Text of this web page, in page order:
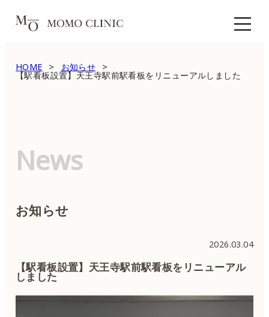
HOME お知らせ
【駅看板設置】天王寺駅前駅看板をリニューアルしました
News
お知らせ
2026.03.04
【駅看板設置】天王寺駅前駅看板をリニューアル
しました